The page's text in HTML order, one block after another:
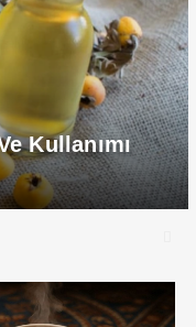
Ehliyet
Kullanır